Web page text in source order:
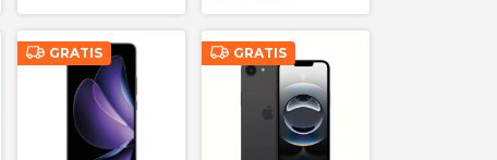
GRATIS GRATIS